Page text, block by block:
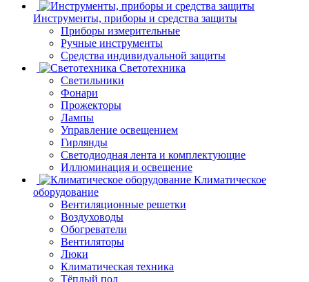
Инструменты, приборы и средства защиты
Приборы измерительные
Ручные инструменты
Средства индивидуальной защиты
Светотехника
Светильники
Фонари
Прожекторы
Лампы
Управление освещением
Гирлянды
Светодиодная лента и комплектующие
Иллюминация и освещение
Климатическое
оборудование
Вентиляционные решетки
Воздуховоды
Обогреватели
Вентиляторы
Люки
Климатическая техника
Тёплый пол